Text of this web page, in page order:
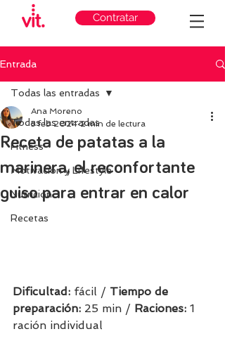
Contratar
Entrada
Todas las entradas
Fitness
Motivación y Lifestyle
Nutricion
Recetas
Todas las entradas
Receta de patatas a la
marinera, el reconfortante
guiso para entrar en calor
Ana Moreno
5 feb 2024 2 min de lectura
Dificultad: fácil / Tiempo de
preparación: 25 min / Raciones: 1
ración individual